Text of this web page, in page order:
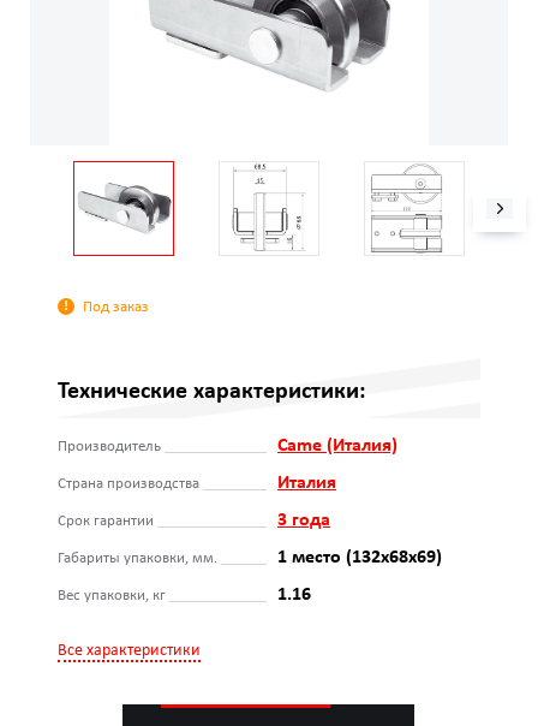
Под заказ
Технические характеристики:
Производитель Came (Италия)
Страна производства Италия
Срок гарантии 3 года
Габариты упаковки, мм. 1 место (132x68x69)
Вес упаковки, кг 1.16
Все характеристики